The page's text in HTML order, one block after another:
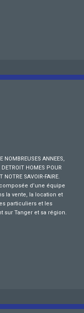
NOMBREUSES ANNEES,
HOMES POUR
NOTRE SAVOIR-FAIRE.
d’une équipe
la vente, la location et
particuliers et les
sur Tanger et sa région.